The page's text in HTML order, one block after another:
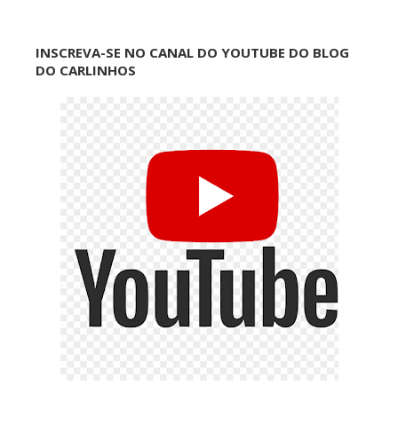
INSCREVA-SE NO CANAL DO YOUTUBE DO BLOG
DO CARLINHOS